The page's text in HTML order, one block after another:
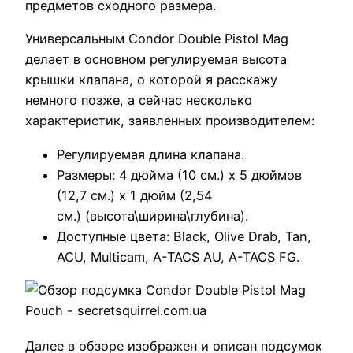
предметов сходного размера.
Универсальным Condor Double Pistol Mag
делает в основном регулируемая высота
крышки клапана, о которой я расскажу
немного позже, а сейчас несколько
характеристик, заявленных производителем:
Регулируемая длина клапана.
Размеры: 4 дюйма (10 см.) х 5 дюймов
(12,7 см.) х 1 дюйм (2,54
см.) (высота\ширина\глубина).
Доступные цвета: Black, Olive Drab, Tan,
ACU, Multicam, A-TACS AU, A-TACS FG.
Далее в обзоре изображен и описан подсумок